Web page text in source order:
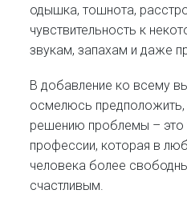
одышка, тошнота,
чувствительность к
звукам, запахам и даже
В добавление ко всему
осмелюсь предположить,
решению проблемы – это
профессии, которая в
человека более
счастливым.